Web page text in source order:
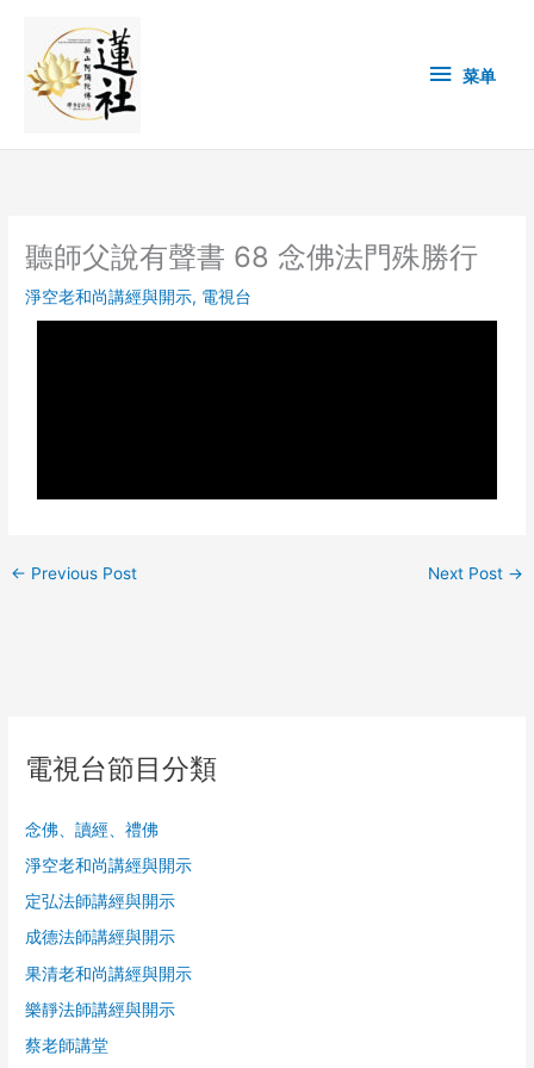
content
单 菜单
聽師父說有聲書 68 念佛法門殊勝行
淨空老和尚講經與開示, 電視台
← Previous Post Next Post →
電視台節目分類
念佛、讀經、禮佛
淨空老和尚講經與開示
定弘法師講經與開示
成德法師講經與開示
果清老和尚講經與開示
樂靜法師講經與開示
蔡老師講堂